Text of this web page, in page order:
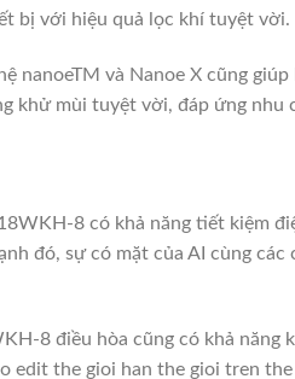
bị với hiệu quả lọc khí tuyệt vời.
nanoeTM và Nanoe X cũng
khử mùi tuyệt vời, đáp ứng nhu
8 có khả năng tiết kiệm
đó, sự có mặt của AI cùng
8 điều hòa cũng có khả
edit the gioi han the gioi tren